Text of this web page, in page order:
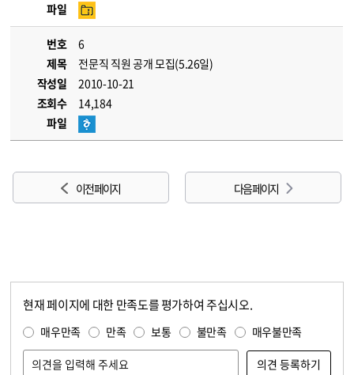
파일
번호
6
제목
전문직 직원 공개 모집(5.26일)
작성일
2010-10-21
조회수
14,184
파일
이전 페이지 다음 페이지
현재 페이지에 대한 만족도를 평가하여 주십시오.
매우만족 만족 보통 불만족 매우불만족